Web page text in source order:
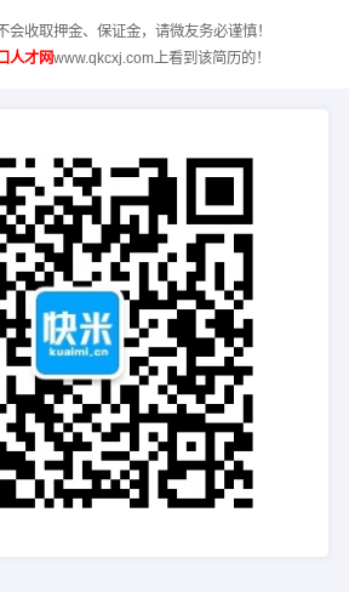
收取押金、保证金，请微友务必谨慎！
人才网www.qkcxj.com上看到该简历的！